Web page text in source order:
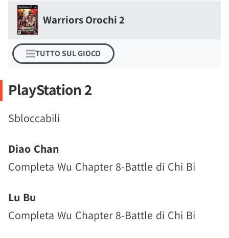
Warriors Orochi 2
TUTTO SUL GIOCO
PlayStation 2
Sbloccabili
Diao Chan
Completa Wu Chapter 8-Battle di Chi Bi
Lu Bu
Completa Wu Chapter 8-Battle di Chi Bi